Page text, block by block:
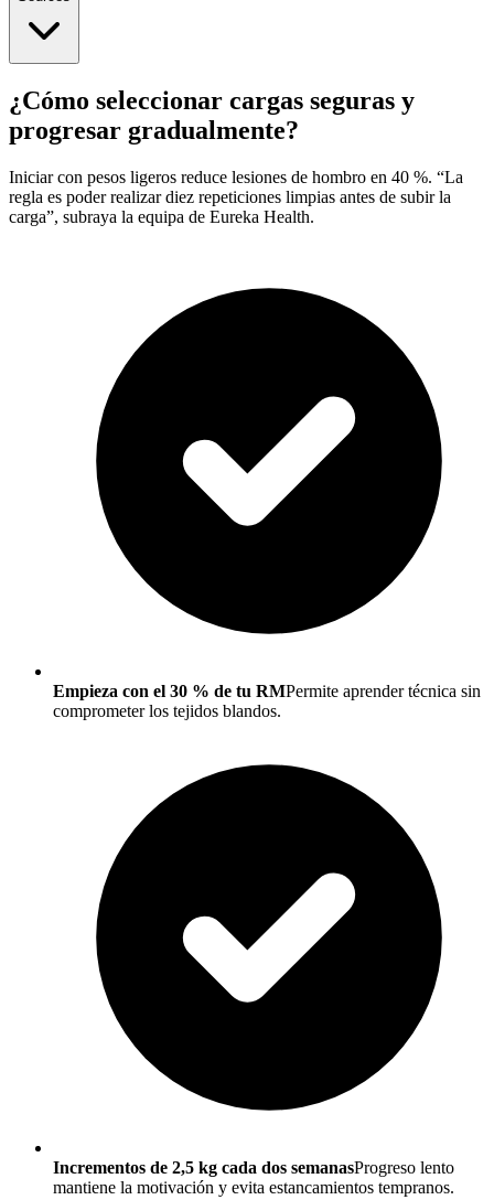
¿Cómo seleccionar cargas seguras y
progresar gradualmente?
Iniciar con pesos ligeros reduce lesiones de hombro en 40 %. “La
regla es poder realizar diez repeticiones limpias antes de subir la
carga”, subraya la equipa de Eureka Health.
Empieza con el 30 % de tu RMPermite aprender técnica sin
comprometer los tejidos blandos.
Incrementos de 2,5 kg cada dos semanasProgreso lento
mantiene la motivación y evita estancamientos tempranos.